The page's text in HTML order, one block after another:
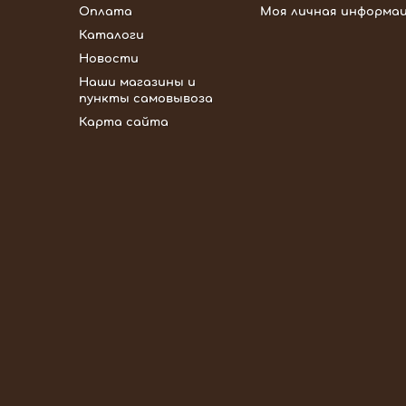
Оплата
Каталоги
Новости
Наши магазины и
пункты самовывоза
Карта сайта
Моя личная